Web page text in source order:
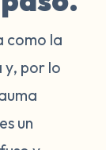
como la
por lo
un